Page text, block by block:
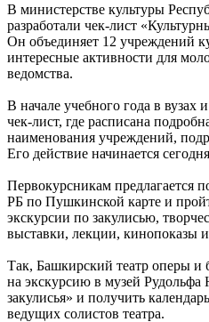
В министерстве культуры
разработали чек-лист
Он объединяет 12 учреждений
интересные активности для
ведомства.
В начале учебного года в вузах
чек-лист, где расписана
наименования учреждений,
Его действие начинается
Первокурсникам предлагается
РБ по Пушкинской карте и
экскурсии по закулисью,
выставки, лекции, кинопоказы
Так, Башкирский театр оперы и
на экскурсию в музей Рудольфа
закулисья» и получить
ведущих солистов театра.